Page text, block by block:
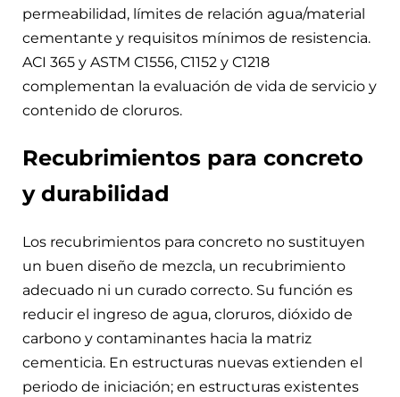
permeabilidad, límites de relación agua/material
cementante y requisitos mínimos de resistencia.
ACI 365 y ASTM C1556, C1152 y C1218
complementan la evaluación de vida de servicio y
contenido de cloruros.
Recubrimientos para concreto
y durabilidad
Los recubrimientos para concreto no sustituyen
un buen diseño de mezcla, un recubrimiento
adecuado ni un curado correcto. Su función es
reducir el ingreso de agua, cloruros, dióxido de
carbono y contaminantes hacia la matriz
cementicia. En estructuras nuevas extienden el
periodo de iniciación; en estructuras existentes